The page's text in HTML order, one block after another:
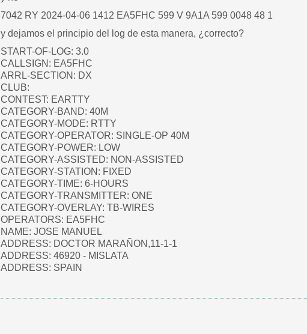
7042 RY 2024-04-06 1412 EA5FHC 599 V 9A1A 599 0048 48 1
y dejamos el principio del log de esta manera, ¿correcto?
START-OF-LOG: 3.0
CALLSIGN: EA5FHC
ARRL-SECTION: DX
CLUB:
CONTEST: EARTTY
CATEGORY-BAND: 40M
CATEGORY-MODE: RTTY
CATEGORY-OPERATOR: SINGLE-OP 40M
CATEGORY-POWER: LOW
CATEGORY-ASSISTED: NON-ASSISTED
CATEGORY-STATION: FIXED
CATEGORY-TIME: 6-HOURS
CATEGORY-TRANSMITTER: ONE
CATEGORY-OVERLAY: TB-WIRES
OPERATORS: EA5FHC
NAME: JOSE MANUEL
ADDRESS: DOCTOR MARAÑON,11-1-1
ADDRESS: 46920 - MISLATA
ADDRESS: SPAIN